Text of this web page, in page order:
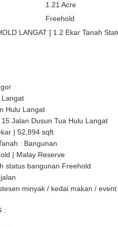
1.21 Acre
Freehold
LANGAT ] 1.2 Ekar Tanah
Hulu Langat
Jalan Dusun Tua Hulu Langat
| 52,894 sqft
: Bangunan
| Malay Reserve
status bangunan Freehold
minyak / kedai makan /
: